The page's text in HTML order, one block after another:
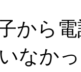
から
なか